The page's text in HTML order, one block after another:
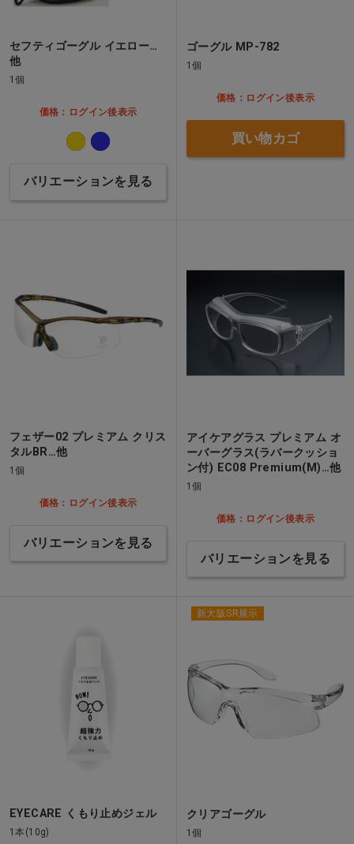
セフティゴーグル イエロー…
他
1個
価格：ログイン後表示
バリエーションを見る
ゴーグル MP-782
1個
価格：ログイン後表示
買い物カゴ
フェザー02 プレミアム クリス
タルBR…他
1個
価格：ログイン後表示
バリエーションを見る
アイケアグラス プレミアム オ
ーバーグラス(ラバークッショ
ン付) EC08 Premium(M)…他
1個
価格：ログイン後表示
バリエーションを見る
EYECARE くもり止めジェル
1本(10g)
新大阪SR展示
クリアゴーグル
1個